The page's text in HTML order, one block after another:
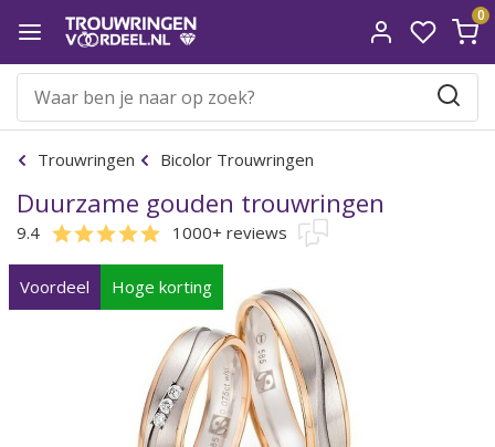
0
Trouwringen Bicolor Trouwringen
Duurzame gouden trouwringen
9.4 1000+ reviews
Voordeel Hoge korting